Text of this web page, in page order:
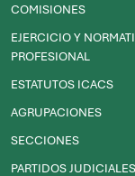
COMISIONES
EJERCICIO Y
PROFESIONAL
ESTATUTOS ICACS
AGRUPACIONES
SECCIONES
PARTIDOS JUDICIALES